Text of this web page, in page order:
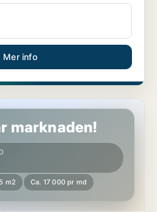
Mer info
marknaden!
m2 Ca. 17 000 pr md